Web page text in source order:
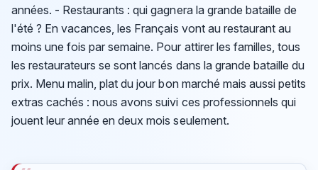
années. - Restaurants : qui gagnera la grande bataille de
l'été ? En vacances, les Français vont au restaurant au
moins une fois par semaine. Pour attirer les familles, tous
les restaurateurs se sont lancés dans la grande bataille du
prix. Menu malin, plat du jour bon marché mais aussi petits
extras cachés : nous avons suivi ces professionnels qui
jouent leur année en deux mois seulement.